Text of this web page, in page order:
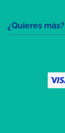
¿Quieres más?